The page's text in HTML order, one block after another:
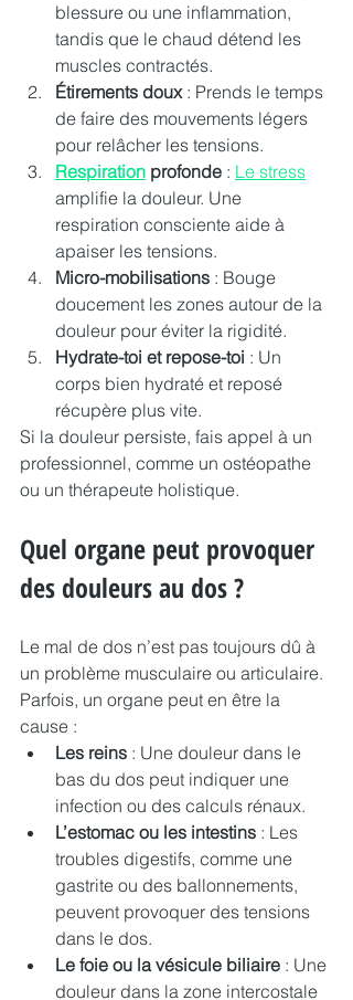
blessure ou une inflammation,
tandis que le chaud détend les
muscles contractés.
Étirements doux : Prends le temps
de faire des mouvements légers
pour relâcher les tensions.
Respiration profonde : Le stress
amplifie la douleur. Une
respiration consciente aide à
apaiser les tensions.
Micro-mobilisations : Bouge
doucement les zones autour de la
douleur pour éviter la rigidité.
Hydrate-toi et repose-toi : Un
corps bien hydraté et reposé
récupère plus vite.
Si la douleur persiste, fais appel à un
professionnel, comme un ostéopathe
ou un thérapeute holistique.
Quel organe peut provoquer
des douleurs au dos ?
Le mal de dos n’est pas toujours dû à
un problème musculaire ou articulaire.
Parfois, un organe peut en être la
cause :
Les reins : Une douleur dans le
bas du dos peut indiquer une
infection ou des calculs rénaux.
L’estomac ou les intestins : Les
troubles digestifs, comme une
gastrite ou des ballonnements,
peuvent provoquer des tensions
dans le dos.
Le foie ou la vésicule biliaire : Une
douleur dans la zone intercostale